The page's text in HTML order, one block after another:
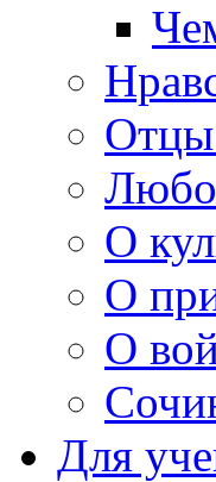
О
О
О
Для